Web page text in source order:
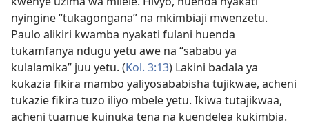
nyingine “tukagongana” na mkimbiaji mwenzetu.
Paulo alikiri kwamba nyakati fulani huenda
tukamfanya ndugu yetu awe na “sababu ya
kulalamika” juu yetu. (Kol. 3:13) Lakini badala ya
kukazia fikira mambo yaliyosababisha tujikwae, acheni
tukazie fikira tuzo iliyo mbele yetu. Ikiwa tutajikwaa,
acheni tuamue kuinuka tena na kuendelea kukimbia.